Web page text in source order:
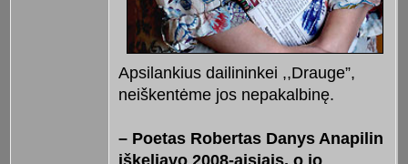
Apsilankius dailininkei ,,Drauge”,
neiškentėme jos nepakalbinę.
– Poetas Robertas Danys Anapilin
iškeliavo 2008-aisiais, o jo